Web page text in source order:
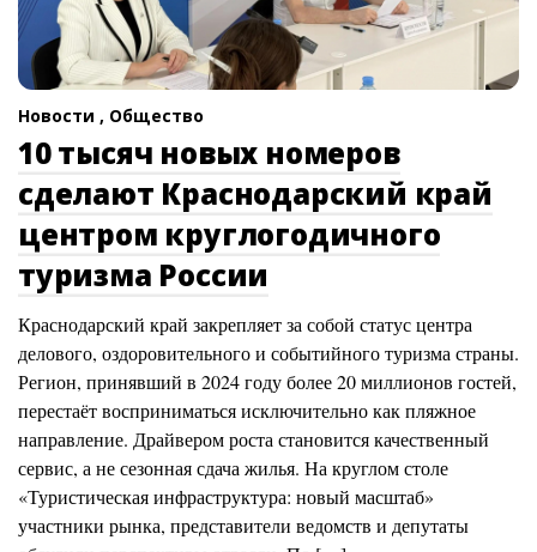
Новости , Общество
10 тысяч новых номеров
сделают Краснодарский край
центром круглогодичного
туризма России
Краснодарский край закрепляет за собой статус центра
делового, оздоровительного и событийного туризма страны.
Регион, принявший в 2024 году более 20 миллионов гостей,
перестаёт восприниматься исключительно как пляжное
направление. Драйвером роста становится качественный
сервис, а не сезонная сдача жилья. На круглом столе
«Туристическая инфраструктура: новый масштаб»
участники рынка, представители ведомств и депутаты